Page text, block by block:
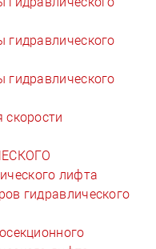
лифта
гидравлического